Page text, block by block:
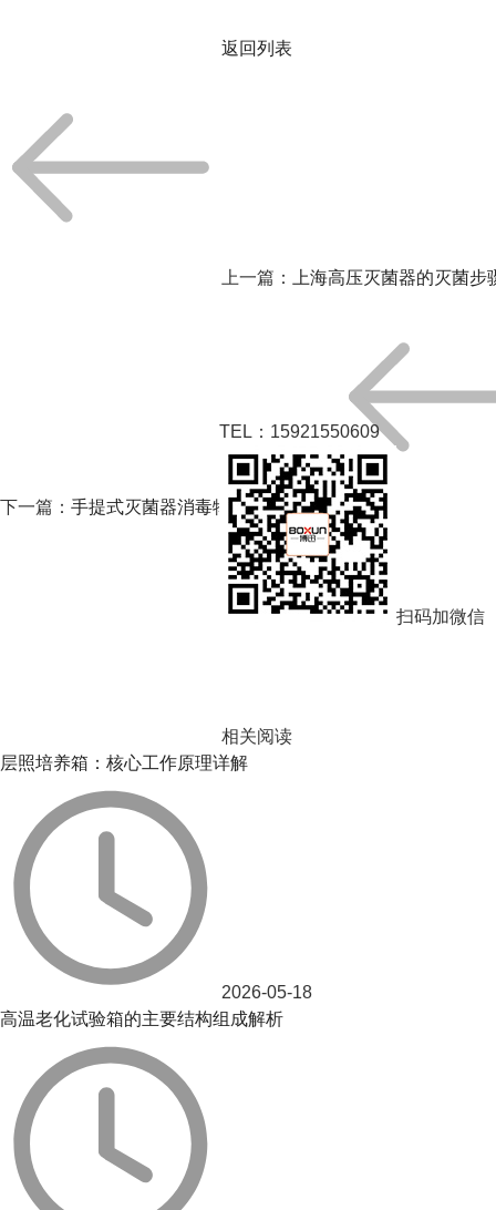
返回列表
上一篇： 上海高压灭菌器的灭菌步
下一篇： 手提式灭菌器消毒物品的初步处理
相关阅读
层照培养箱：核心工作原理详解
2026-05-18
高温老化试验箱的主要结构组成解析
TEL：15921550609
扫码加微信